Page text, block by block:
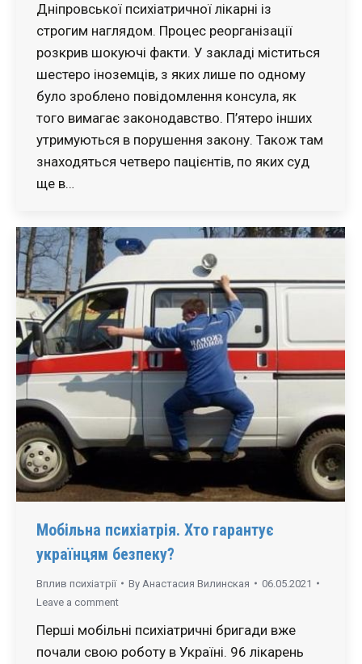
Дніпровської психіатричної лікарні із
строгим наглядом. Процес реорганізації
розкрив шокуючі факти. У закладі міститься
шестеро іноземців, з яких лише по одному
було зроблено повідомлення консула, як
того вимагає законодавство. П’ятеро інших
утримуються в порушення закону. Також там
знаходяться четверо пацієнтів, по яких суд
ще в…
Мобільна психіатрія. Хто гарантує
українцям безпеку?
Вплив психіатрії By Анастасия Вилинская
06.05.2021
Leave a comment
Перші мобільні психіатричні бригади вже
почали свою роботу в Україні. 96 лікарень